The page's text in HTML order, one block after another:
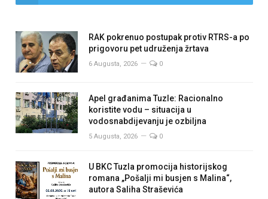
RAK pokrenuo postupak protiv RTRS-a po
prigovoru pet udruženja žrtava
6 Augusta, 2026 0
Apel građanima Tuzle: Racionalno
koristite vodu – situacija u
vodosnabdijevanju je ozbiljna
5 Augusta, 2026 0
U BKC Tuzla promocija historijskog
romana „Pošalji mi busjen s Malina“,
autora Saliha Straševića